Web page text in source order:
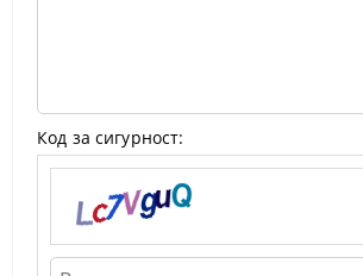
Код за сигурност: